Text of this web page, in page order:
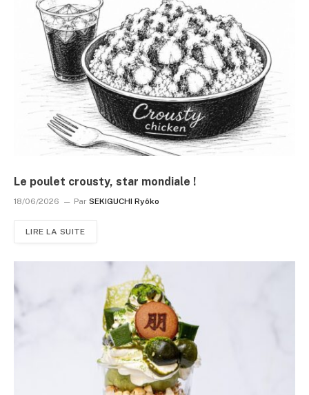
Le poulet crousty, star mondiale !
18/06/2026 Par SEKIGUCHI Ryôko
LIRE LA SUITE